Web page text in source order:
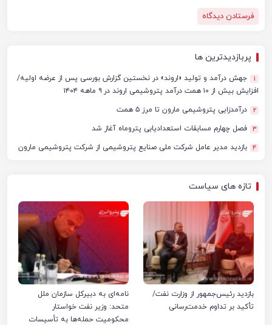
پربازدیدترین ها
1
جهش درآمد و تولید «اروند» در نخستین گزارش بورسی پس از عرضه اولیه/
افزایش بیش از ۱۰ همت درآمد پتروشیمی اروند در ۹ ماهه ۱۴۰۴
2 درآمدزایی پتروشیمی مارون تا مرز ۵ همت
3 فصل چهارم مسابقات استعدادیابی پتروماه آغاز شد
4 بازدید مدیر عامل شرکت ملی صنایع پتروشیمی از شرکت پتروشیمی مارون
تازه های سیاست
بازدید رئیس‌جمهور از وزارت نفت/
تأکید بر تداوم خدمت‌رسانی
نامه‌ای به دبیرکل سازمان ملل
متحد: وزیر نفت خواستار
محکومیت حمله‌ها به تأسیسات